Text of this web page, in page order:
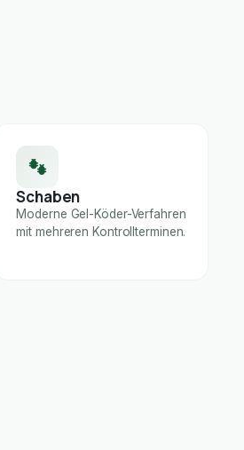
Schaben
Moderne Gel-Köder-Verfahren
mit mehreren Kontrollterminen.